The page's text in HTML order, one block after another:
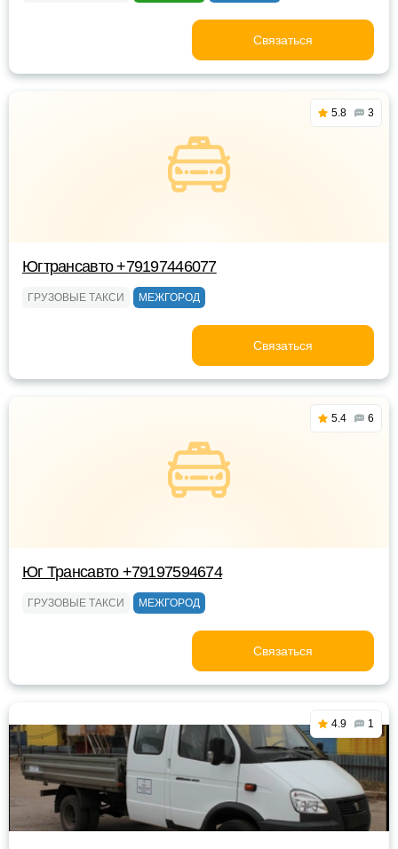
Связаться
5.8 3
Югтрансавто +79197446077
ГРУЗОВЫЕ ТАКСИ МЕЖГОРОД
Связаться
5.4 6
Юг Трансавто +79197594674
ГРУЗОВЫЕ ТАКСИ МЕЖГОРОД
Связаться
4.9 1